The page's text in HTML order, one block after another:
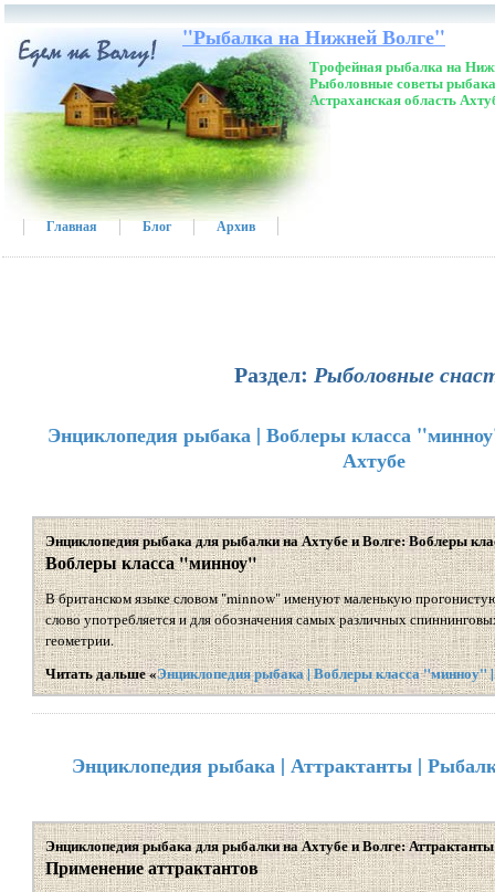
"Рыбалка на Нижней Волге"
Трофейная рыбалка на
Рыболовные советы
Астраханская область
Главная Блог Архив
Раздел: Рыболовные
Энциклопедия рыбака | Воблеры класса
Ахтубе
Энциклопедия рыбака для рыбалки на Ахтубе и Волге: Воблеры
Воблеры класса "минноу"
В британском языке словом "minnow" именуют маленькую
слово употребляется и для обозначения самых различных
геометрии.
Читать дальше «Энциклопедия рыбака | Воблеры класса "минноу"
Энциклопедия рыбака | Аттрактанты |
Энциклопедия рыбака для рыбалки на Ахтубе и Волге: Аттрактанты
Применение аттрактантов